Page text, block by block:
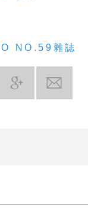
NO.59雜誌